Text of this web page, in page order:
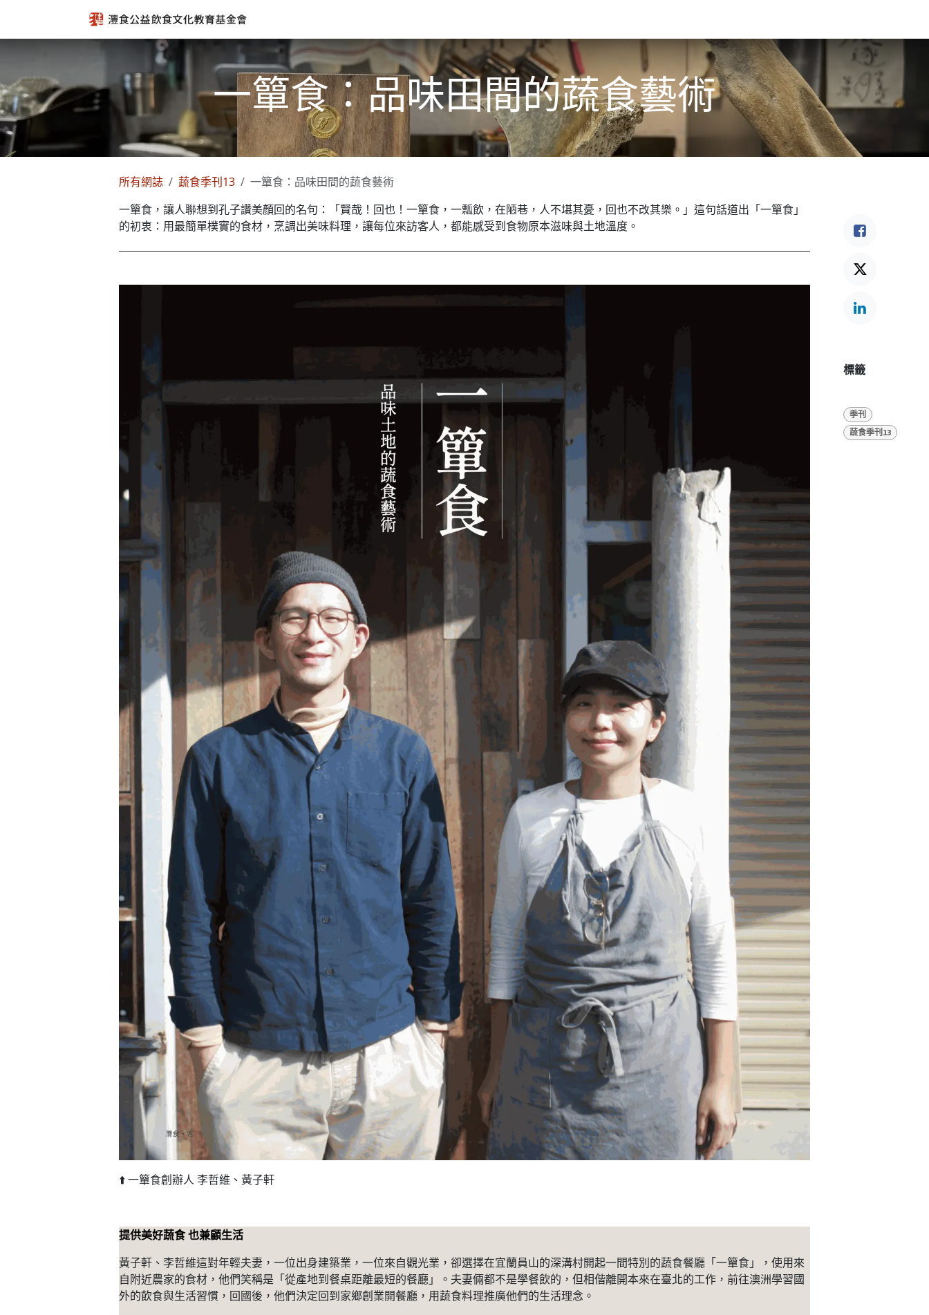
一簞食：品味田間的蔬食藝術
所有網誌 蔬食季刊13
一簞食：品味田間的蔬食藝術
一簞食，讓人聯想到孔子讚美顏回的名句：「賢哉！回也！一簞食，一瓢飲，在陋巷，人不堪其憂，回也不改其樂。」這句話道出「一簞食」
的初衷：用最簡單樸實的食材，烹調出美味料理，讓每位來訪客人，都能感受到食物原本滋味與土地溫度。
⬆️ 一簞食創辦人 李哲維、黃子軒
提供美好蔬食 也兼顧生活
黃子軒、李哲維這對年輕夫妻，一位出身建築業，一位來自觀光業，卻選擇在宜蘭員山的深溝村開起一間特別的蔬食餐廳「一簞食」，使用來
自附近農家的食材，他們笑稱是「從產地到餐桌距離最短的餐廳」。夫妻倆都不是學餐飲的，但相偕離開本來在臺北的工作，前往澳洲學習國
外的飲食與生活習慣，回國後，他們決定回到家鄉創業開餐廳，用蔬食料理推廣他們的生活理念。
標籤
季刊
蔬食季刊13